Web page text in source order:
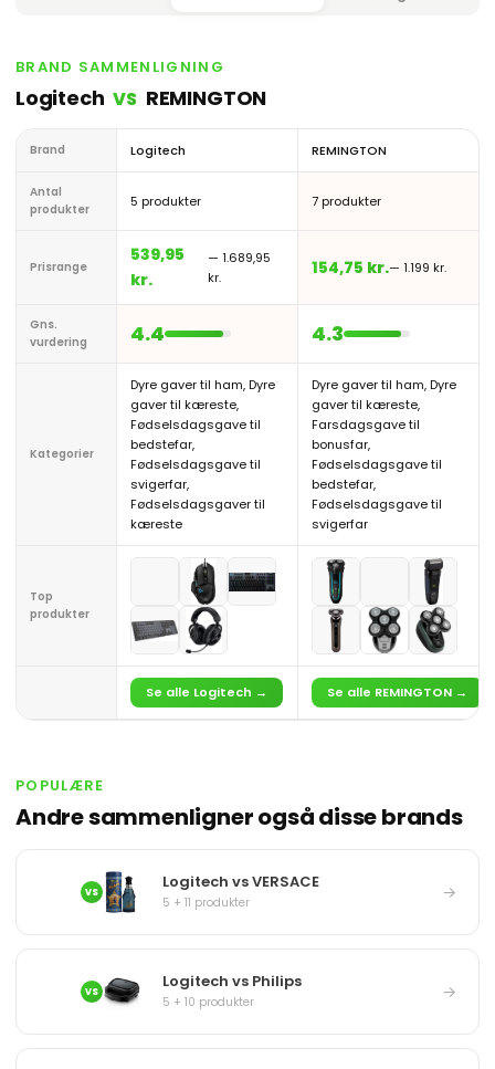
BRAND SAMMENLIGNING
Logitech VS REMINGTON
Brand Logitech REMINGTON
Antal
produkter
5 produkter 7 produkter
Prisrange
539,95
kr.
— 1.689,95
kr.
154,75 kr.— 1.199 kr.
Gns.
vurdering
4.4 4.3
Kategorier
Dyre gaver til ham, Dyre
gaver til kæreste,
Fødselsdagsgave til
bedstefar,
Fødselsdagsgave til
svigerfar,
Fødselsdagsgaver til
kæreste
Dyre gaver til ham, Dyre
gaver til kæreste,
Farsdagsgave til
bonusfar,
Fødselsdagsgave til
bedstefar,
Fødselsdagsgave til
svigerfar
Top
produkter
Se alle Logitech → Se alle REMINGTON →
POPULÆRE
Andre sammenligner også disse brands
VS Logitech vs VERSACE
5 + 11 produkter →
VS Logitech vs Philips
5 + 10 produkter →